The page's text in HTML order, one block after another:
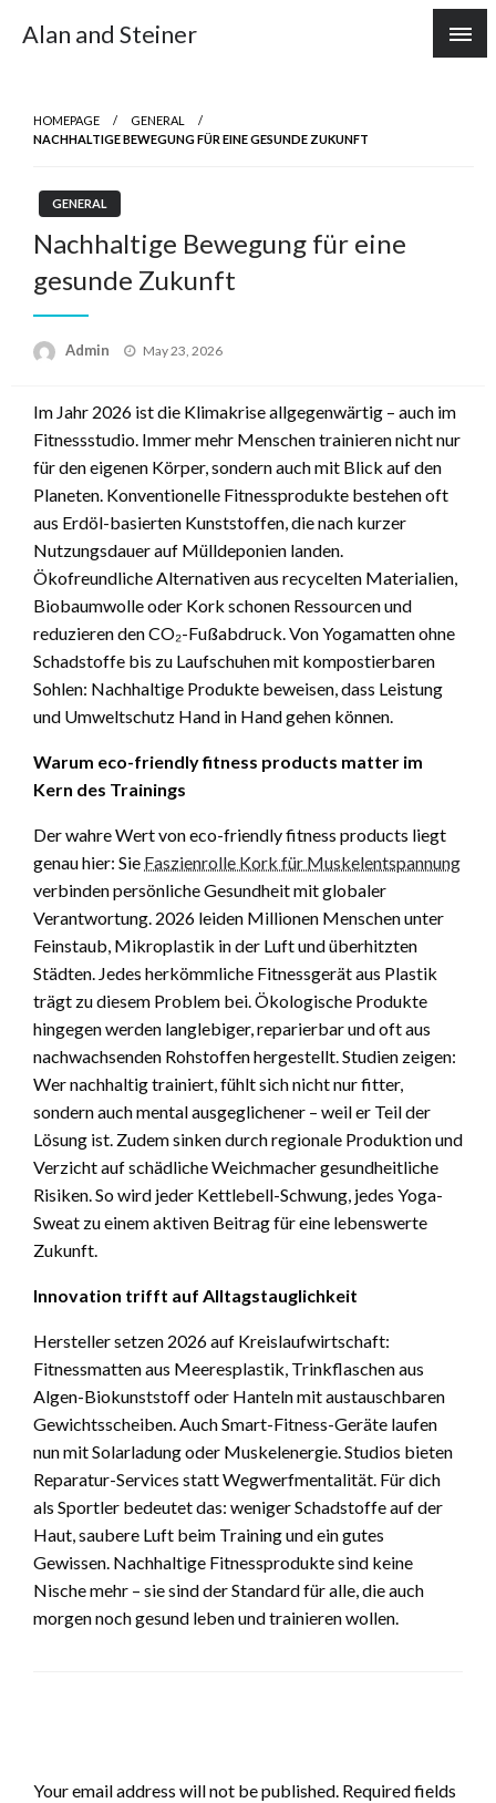
Alan and Steiner
HOMEPAGE
GENERAL
NACHHALTIGE BEWEGUNG FÜR EINE GESUNDE ZUKUNFT
GENERAL
Nachhaltige Bewegung für eine
gesunde Zukunft
Admin
Posted
May 23, 2026
Im Jahr 2026 ist die Klimakrise allgegenwärtig – auch im
Fitnessstudio. Immer mehr Menschen trainieren nicht nur
für den eigenen Körper, sondern auch mit Blick auf den
Planeten. Konventionelle Fitnessprodukte bestehen oft
aus Erdöl-basierten Kunststoffen, die nach kurzer
Nutzungsdauer auf Mülldeponien landen.
Ökofreundliche Alternativen aus recycelten Materialien,
Biobaumwolle oder Kork schonen Ressourcen und
reduzieren den CO₂-Fußabdruck. Von Yogamatten ohne
Schadstoffe bis zu Laufschuhen mit kompostierbaren
Sohlen: Nachhaltige Produkte beweisen, dass Leistung
und Umweltschutz Hand in Hand gehen können.
Warum eco-friendly fitness products matter im
Kern des Trainings
Der wahre Wert von eco-friendly fitness products liegt
genau hier: Sie Faszienrolle Kork für Muskelentspannung
verbinden persönliche Gesundheit mit globaler
Verantwortung. 2026 leiden Millionen Menschen unter
Feinstaub, Mikroplastik in der Luft und überhitzten
Städten. Jedes herkömmliche Fitnessgerät aus Plastik
trägt zu diesem Problem bei. Ökologische Produkte
hingegen werden langlebiger, reparierbar und oft aus
nachwachsenden Rohstoffen hergestellt. Studien zeigen:
Wer nachhaltig trainiert, fühlt sich nicht nur fitter,
sondern auch mental ausgeglichener – weil er Teil der
Lösung ist. Zudem sinken durch regionale Produktion und
Verzicht auf schädliche Weichmacher gesundheitliche
Risiken. So wird jeder Kettlebell-Schwung, jedes Yoga-
Sweat zu einem aktiven Beitrag für eine lebenswerte
Zukunft.
Innovation trifft auf Alltagstauglichkeit
Hersteller setzen 2026 auf Kreislaufwirtschaft:
Fitnessmatten aus Meeresplastik, Trinkflaschen aus
Algen-Biokunststoff oder Hanteln mit austauschbaren
Gewichtsscheiben. Auch Smart-Fitness-Geräte laufen
nun mit Solarladung oder Muskelenergie. Studios bieten
Reparatur-Services statt Wegwerfmentalität. Für dich
als Sportler bedeutet das: weniger Schadstoffe auf der
Haut, saubere Luft beim Training und ein gutes
Gewissen. Nachhaltige Fitnessprodukte sind keine
Nische mehr – sie sind der Standard für alle, die auch
morgen noch gesund leben und trainieren wollen.
Your email address will not be published. Required fields